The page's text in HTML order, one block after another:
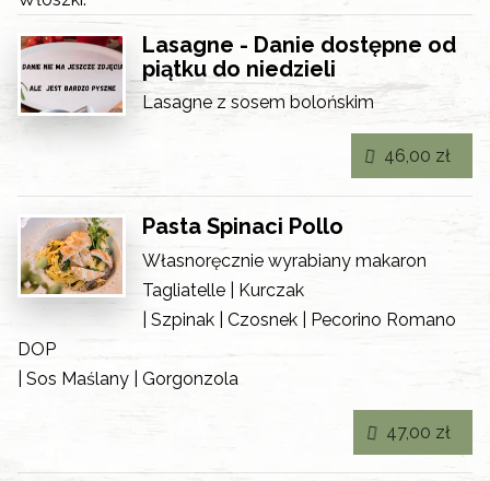
Lasagne - Danie dostępne od
piątku do niedzieli
Lasagne z sosem bolońskim
Pasta Spinaci Pollo
Własnoręcznie wyrabiany makaron
Tagliatelle | Kurczak
| Szpinak | Czosnek | Pecorino Romano
DOP
| Sos Maślany | Gorgonzola